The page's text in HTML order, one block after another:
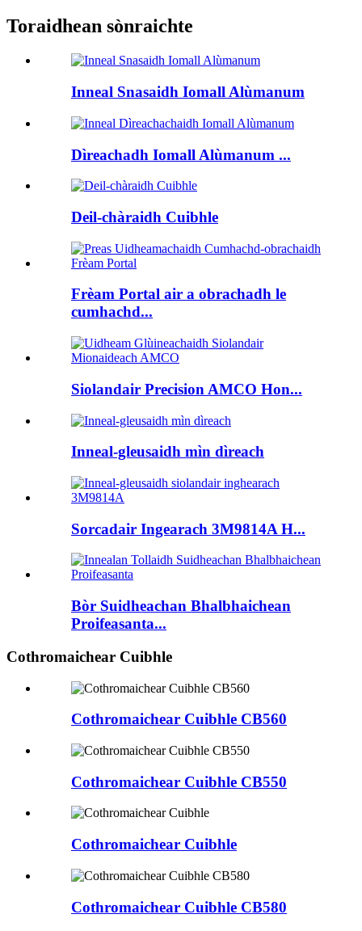
Toraidhean sònraichte
Inneal Snasaidh Iomall Alùmanum
Dìreachadh Iomall Alùmanum ...
Deil-chàraidh Cuibhle
Frèam Portal air a obrachadh le
cumhachd...
Siolandair Precision AMCO Hon...
Inneal-gleusaidh mìn dìreach
Sorcadair Ingearach 3M9814A H...
Bòr Suidheachan Bhalbhaichean
Proifeasanta...
Cothromaichear Cuibhle
Cothromaichear Cuibhle CB560
Cothromaichear Cuibhle CB550
Cothromaichear Cuibhle
Cothromaichear Cuibhle CB580